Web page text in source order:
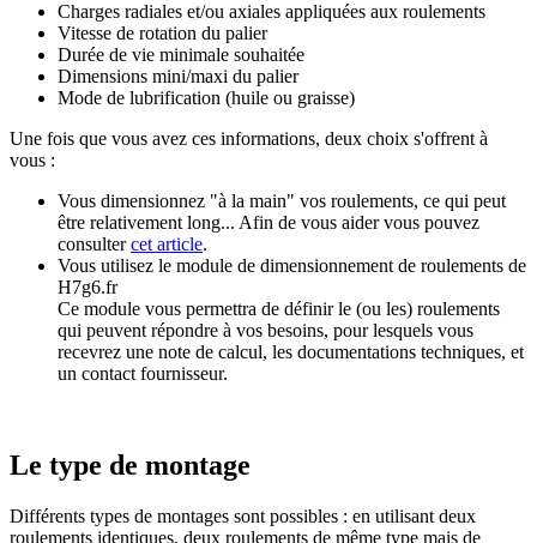
Charges radiales et/ou axiales appliquées aux roulements
Vitesse de rotation du palier
Durée de vie minimale souhaitée
Dimensions mini/maxi du palier
Mode de lubrification (huile ou graisse)
Une fois que vous avez ces informations, deux choix s'offrent à
vous :
Vous dimensionnez "à la main" vos roulements, ce qui peut
être relativement long... Afin de vous aider vous pouvez
consultercet article.
Vous utilisez le module de dimensionnement de roulements de
H7g6.fr
Ce module vous permettra de définir le (ou les) roulements
qui peuvent répondre à vos besoins, pour lesquels vous
recevrez une note de calcul, les documentations techniques, et
un contact fournisseur.
Le type de montage
Différents types de montages sont possibles : en utilisant deux
roulements identiques, deux roulements de même type mais de